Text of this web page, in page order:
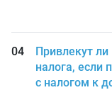
Привлекут ли
налога, если
с налогом к